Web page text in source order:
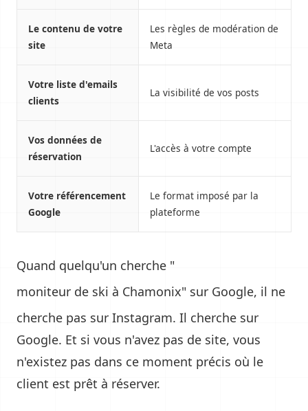
Le contenu de votre
site
Les règles de modération de
Meta
Votre liste d'emails
clients
La visibilité de vos posts
Vos données de
réservation
L'accès à votre compte
Votre référencement
Google
Le format imposé par la
plateforme
Quand quelqu'un cherche "
moniteur de ski à Chamonix" sur Google, il ne
cherche pas sur Instagram. Il cherche sur
Google. Et si vous n'avez pas de site, vous
n'existez pas dans ce moment précis où le
client est prêt à réserver.